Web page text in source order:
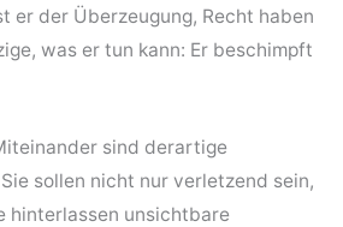
er der Überzeugung, Recht haben
was er tun kann: Er beschimpft
sind derartige
sollen nicht nur verletzend sein,
hinterlassen unsichtbare